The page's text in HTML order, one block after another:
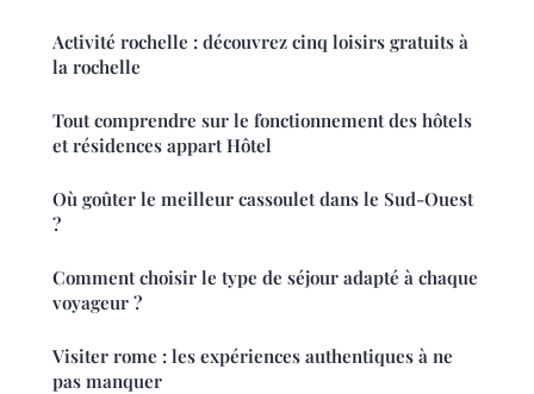
Activité rochelle : découvrez cinq loisirs gratuits à
la rochelle
Tout comprendre sur le fonctionnement des hôtels
et résidences appart Hôtel
Où goûter le meilleur cassoulet dans le Sud-Ouest
?
Comment choisir le type de séjour adapté à chaque
voyageur ?
Visiter rome : les expériences authentiques à ne
pas manquer